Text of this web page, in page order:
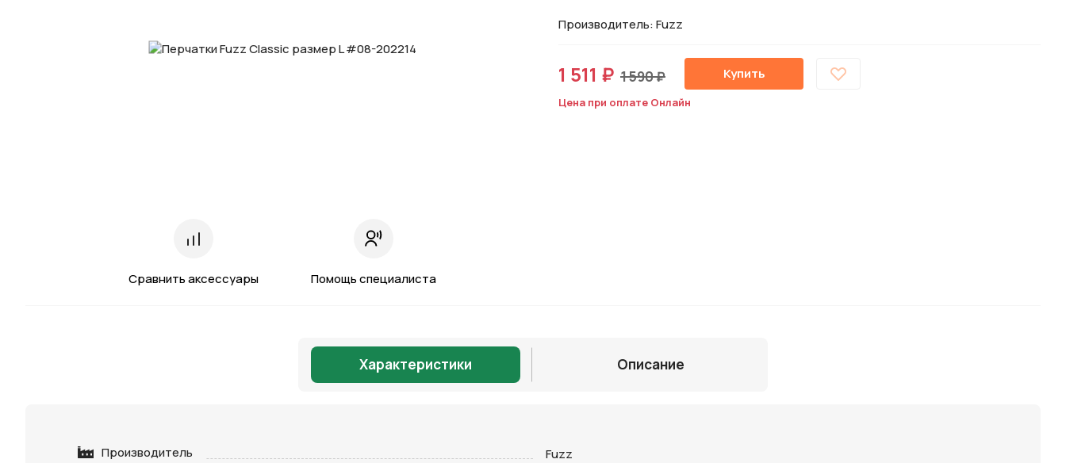
Сравнить аксессуары Помощь специалиста
Производитель: Fuzz
1 511 ₽ 1 590 ₽ Купить
Цена при оплате Онлайн
Характеристики Описание
Производитель
Fuzz
Отправить